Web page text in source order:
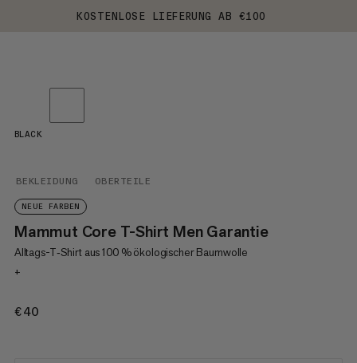
KOSTENLOSE LIEFERUNG AB €100
BEKLEIDUNG OBERTEILE
NEUE FARBEN
Mammut Core T-Shirt Men Garantie
Alltags-T‑Shirt aus 100 % ökologischer Baumwolle
+
€40
BLACK